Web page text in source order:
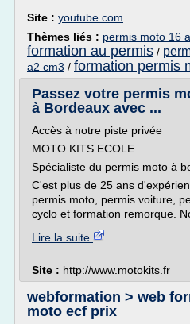
Site : youtube.com
Thèmes liés : permis moto 16
formation au permis /
a2 cm3 / formation permis
Passez votre permis
à Bordeaux avec ...
Accès à notre piste privée
MOTO KITS ECOLE
Spécialiste du permis moto à
C'est plus de 25 ans
permis moto, permis voiture,
cyclo et formation remorque.
Lire la suite
Site : http://www.motokits.fr
webformation > web
moto ecf prix